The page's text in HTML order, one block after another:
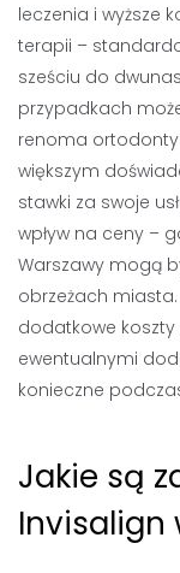
leczenia i wyższe
terapii –
sześciu do
przypadkach
renoma ortodonty
większym
stawki za swoje
wpływ na ceny –
Warszawy mogą
obrzeżach
dodatkowe koszty
ewentualnymi
konieczne
Jakie są
Invisalign